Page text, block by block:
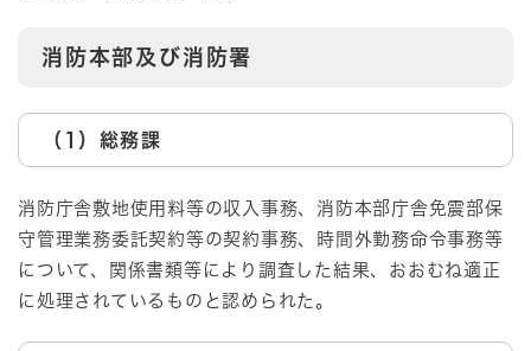
消防本部及び消防署
（1）総務課
​消防庁舎敷地使用料等の収入事務、消防本部庁舎免震部保
守管理業務委託契約等の契約事務、時間外勤務命令事務等
について、関係書類等により調査した結果、おおむね適正
に処理されているものと認められた。